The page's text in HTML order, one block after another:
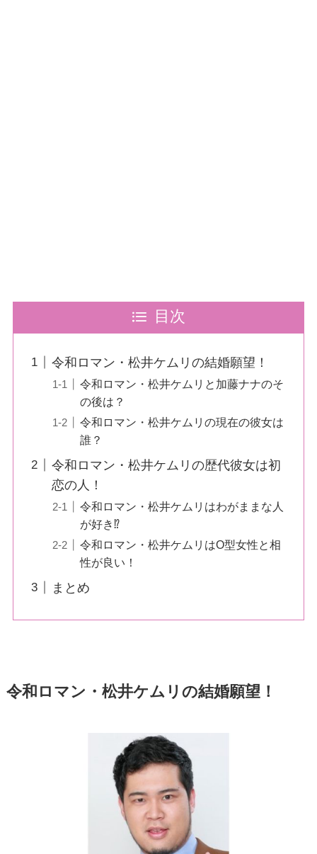
目次
令和ロマン・松井ケムリの結婚願望！
令和ロマン・松井ケムリと加藤ナナのそ
の後は？
令和ロマン・松井ケムリの現在の彼女は
誰？
令和ロマン・松井ケムリの歴代彼女は初
恋の人！
令和ロマン・松井ケムリはわがままな人
が好き⁉
令和ロマン・松井ケムリはO型女性と相
性が良い！
まとめ
令和ロマン・松井ケムリの結婚願望！